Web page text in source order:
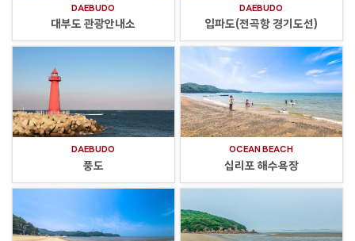
DAEBUDO
대부도 관광안내소
DAEBUDO
입파도(전곡항 경기도선)
DAEBUDO
풍도
OCEAN BEACH
십리포 해수욕장